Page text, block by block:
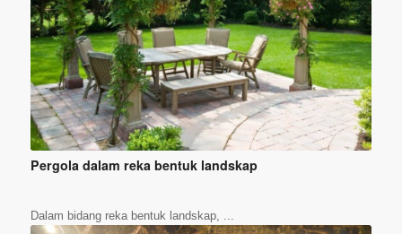
Pergola dalam reka bentuk landskap
Dalam bidang reka bentuk landskap, ...